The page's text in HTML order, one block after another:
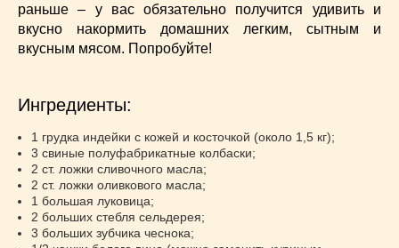
раньше – у вас обязательно получится удивить и
вкусно накормить домашних легким, сытным и
вкусным мясом. Попробуйте!
Ингредиенты:
1 грудка индейки с кожей и косточкой (около 1,5 кг);
3 свиные полуфабрикатные колбаски;
2 ст. ложки сливочного масла;
2 ст. ложки оливкового масла;
1 большая луковица;
2 больших стебля сельдерея;
3 больших зубчика чеснока;